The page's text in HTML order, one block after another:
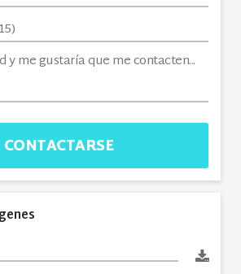
CONTACTARSE